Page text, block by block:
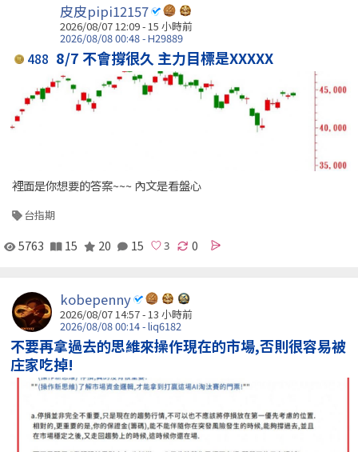
皮皮pipi12157
2026/08/07 12:09 -15 小時前
2026/08/08 00:48 - H29889
488 8/7 不會撐很久 主力目標是XXXXX
裡面是你想要的答案~~~ 內文是看盤心
台指期
5763 15 20 15 0
kobepenny
2026/08/07 14:57 -13 小時前
2026/08/08 00:14 - liq6182
不要再拿過去的思維來操作現在的市場,否則很容易被
庄家吃掉!